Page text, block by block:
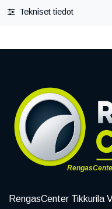
Tekniset tiedot
RengasCenter Tikkurila